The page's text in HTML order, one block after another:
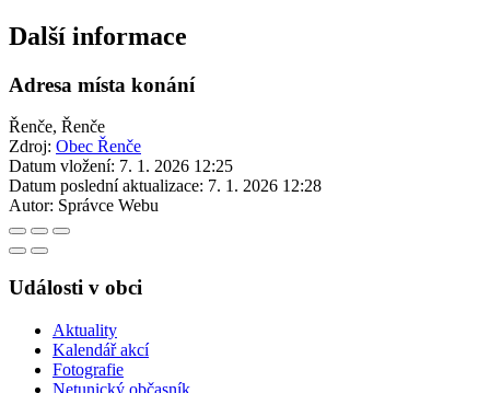
Další informace
Adresa místa konání
Řenče, Řenče
Zdroj: Obec Řenče
Datum vložení: 7. 1. 2026 12:25
Datum poslední aktualizace: 7. 1. 2026 12:28
Autor: Správce Webu
Události v obci
Aktuality
Kalendář akcí
Fotografie
Netunický občasník